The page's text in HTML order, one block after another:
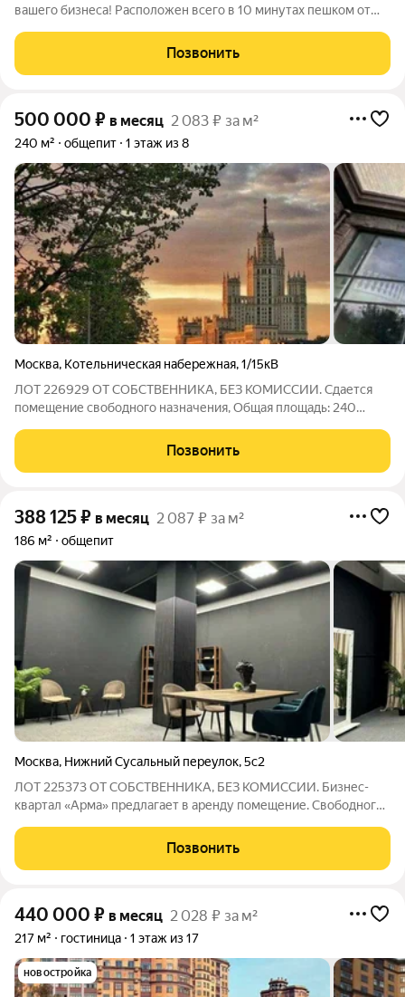
вашего бизнеса! Расположен всего в 10 минутах пешком от
и инфраструктуре. Основные характеристики объекта: Не
входит в перечень
Позвонить
500 000 ₽ в месяц 2 083 ₽ за м²
240 м² общепит 1 этаж из 8
Москва, Котельническая набережная,1/15кВ
ЛОТ 226929 ОТ СОБСТВЕННИКА, БЕЗ КОМИССИИ. Сдается
помещение свободного назначения, Общая площадь: 240
Котельнической набережной! Можно частями! Предлагается
просторное и светлое помещение с
Позвонить
388 125₽ в месяц 2 087 ₽ за м²
186 м² общепит
Москва, Нижний Сусальный переулок,5с2
ЛОТ 225373 ОТ СОБСТВЕННИКА, БЕЗ КОМИССИИ. Бизнес-
квартал «Арма» предлагает в аренду помещение. Свободного
Планировка кабинетно-корридорная. Хороший ремонт.
Расположено на цокольном этаже. Маленькие
Позвонить
440 000 ₽ в месяц 2 028 ₽ за м²
217 м² гостиница 1 этаж из 17
новостройка